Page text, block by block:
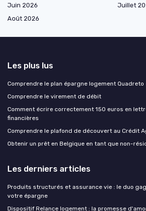
Juin 2026
Juillet
Août 2026
Les plus lus
Comprendre le plan épargne logement Quadreto
Comprendre le virement de débit
Comment écrire correctement 150 euros en
financières
Comprendre le plafond de découvert au Crédit
Obtenir un prêt en Belgique en tant que non-
Les derniers articles
Produits structurés et assurance vie : le duo
votre épargne
Dispositif Relance logement : la promesse